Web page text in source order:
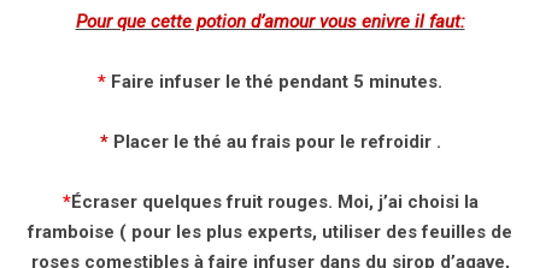
Pour que cette potion d’amour vous enivre il faut:
* Faire infuser le thé pendant 5 minutes.
*Placer le thé au frais pour le refroidir .
*Écraser quelques fruit rouges. Moi, j’ai choisi la
framboise ( pour les plus experts, utiliser des feuilles de
roses comestibles à faire infuser dans du sirop d’agave,